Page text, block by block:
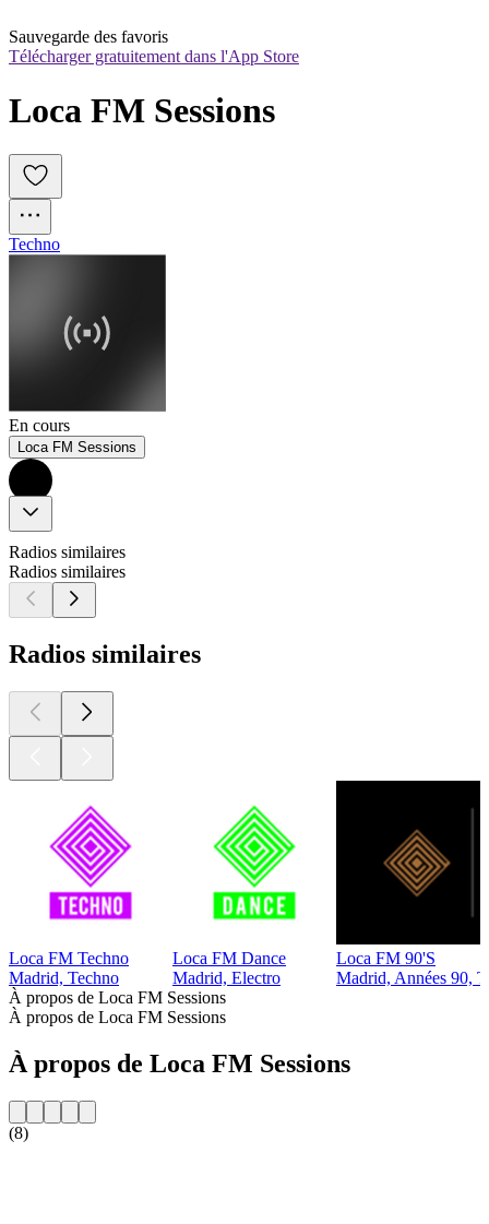
Sauvegarde des favoris
Télécharger gratuitement dans l'App Store
Loca FM Sessions
Techno
En cours
Loca FM Sessions
Radios similaires
Radios similaires
Radios similaires
Loca FM Techno
Madrid, Techno
Loca FM Dance
Madrid, Electro
Loca FM 90'S
Madrid, Années 90,
À propos de Loca FM Sessions
À propos de Loca FM Sessions
À propos de Loca FM Sessions
(8)